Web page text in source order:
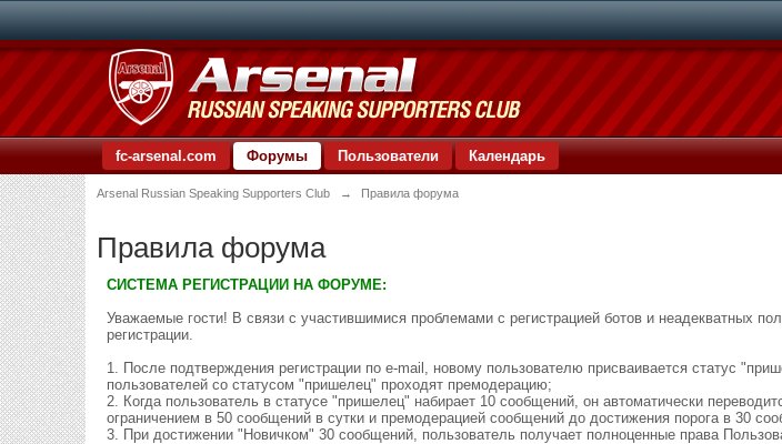
fc-arsenal.com Форумы Пользователи Календарь
Arsenal Russian Speaking Supporters Club → Правила форума
Правила форума
СИСТЕМА РЕГИСТРАЦИИ НА ФОРУМЕ:
Уважаемые гости! В связи с участившимися проблемами с регистрацией ботов и неадекватных
регистрации.
1. После подтверждения регистрации по e-mail, новому пользователю присваивается статус
пользователей со статусом "пришелец" проходят премодерацию;
2. Когда пользователь в статусе "пришелец" набирает 10 сообщений, он автоматически
ограничением в 50 сообщений в сутки и премодерацией сообщений до достижения порога в 30
3. При достижении "Новичком" 30 сообщений, пользователь получает полноценные права